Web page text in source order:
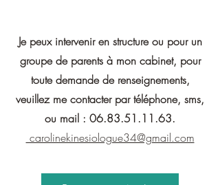
Je peux intervenir en structure ou pour un
groupe de parents à mon cabinet, pour
toute demande de renseignements,
veuillez me contacter par téléphone, sms,
ou mail : 06.83.51.11.63.
carolinekinesiologue34@gmail.com